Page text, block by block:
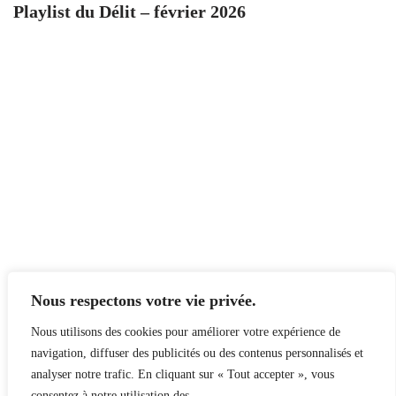
Nous respectons votre vie privée.
Nous utilisons des cookies pour améliorer votre expérience de
navigation, diffuser des publicités ou des contenus personnalisés et
analyser notre trafic. En cliquant sur « Tout accepter », vous
Playlist du Délit – février 2026